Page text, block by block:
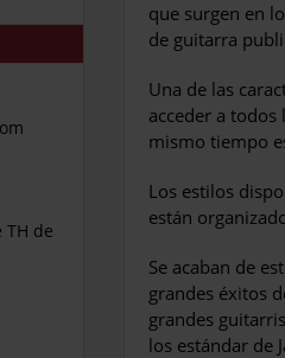
que surgen en
de guitarra
Una de las
acceder a
mismo tiempo
Los estilos
están
Se acaban de
grandes éxitos
grandes
los estándar de
TH de